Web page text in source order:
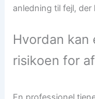
anledning til fejl, der
Hvordan kan
risikoen for